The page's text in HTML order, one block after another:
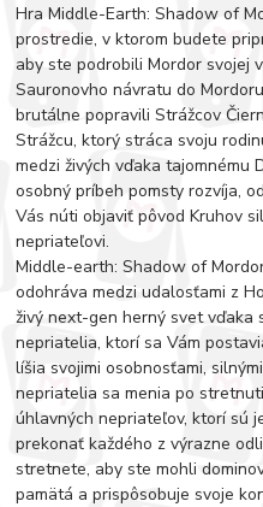
Hra Middle-Earth: Shadow of
prostredie, v ktorom budete
aby ste podrobili Mordor svojej
Sauronovho návratu do
brutálne popravili Strážcov
Strážcu, ktorý stráca svoju
medzi živých vďaka tajomnému
osobný príbeh pomsty rozvíja,
Vás núti objaviť pôvod Kruhov
nepriateľovi.
Middle-earth: Shadow of
odohráva medzi udalosťami z
živý next-gen herný svet vďaka
nepriatelia, ktorí sa Vám
líšia svojimi osobnosťami,
nepriatelia sa menia po
úhlavných nepriateľov, ktorí sú
prekonať každého z výrazne
stretnete, aby ste mohli
pamätá a prispôsobuje svoje